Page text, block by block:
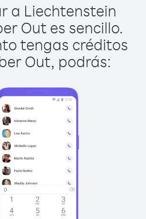
a Liechtenstein
Out es sencillo.
tengas créditos
Out, podrás: